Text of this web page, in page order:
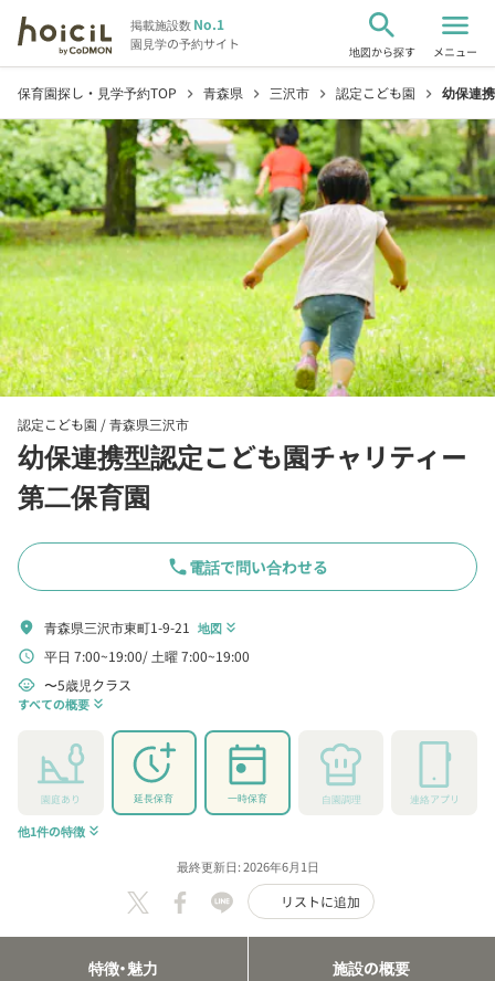
掲載施設数No.1
園見学の予約サイト
search
地図から探す
menu
メニュー
保育園探し・見学予約TOP chevron_right 青森県 chevron_right 三沢市 chevron_right 認定こども園 chevron_right 幼保連
認定こども園 /青森県三沢市
幼保連携型認定こども園チャリティー
第二保育園
phone電話で問い合わせる
location_on 青森県三沢市東町1-9-21 地図 keyboard_double_arrow_down
schedule 平日 7:00~19:00 土曜 7:00~19:00
child_care 〜5歳児クラス
すべての概要 keyboard_double_arrow_down
園庭あり 延長保育 一時保育 自園調理 連絡アプリ
他1件の特徴 keyboard_double_arrow_down
最終更新日: 2026年6月1日
リストに追加
特徴・魅力 施設の概要